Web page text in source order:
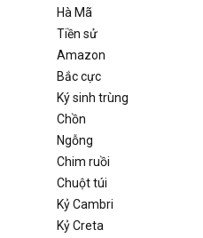
Hà Mã
Tiền sử
Amazon
Bắc cực
Ký sinh trùng
Chồn
Ngỗng
Chim ruồi
Chuột túi
Kỷ Cambri
Kỷ Creta